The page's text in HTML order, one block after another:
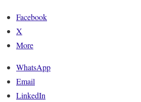
Facebook
X
More
WhatsApp
Email
LinkedIn